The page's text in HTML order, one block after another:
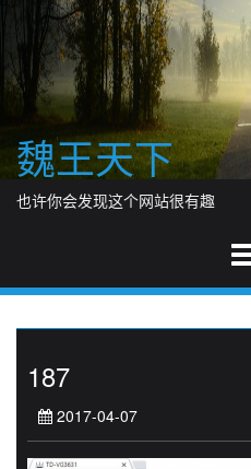
content
魏王天下
也许你会发现这个网站很有趣
187
2017-04-07